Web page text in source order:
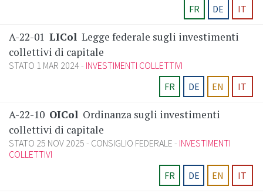
FR
DE IT
A-22-01 LICol Legge federale sugli investimenti
collettivi di capitale
STATO 1 MAR 2024 INVESTIMENTI COLLETTIVI
FR
DE EN IT
A-22-10 OICol Ordinanza sugli investimenti
collettivi di capitale
STATO 25 NOV 2025 CONSIGLIO FEDERALE
INVESTIMENTI
COLLETTIVI
FR
DE EN IT